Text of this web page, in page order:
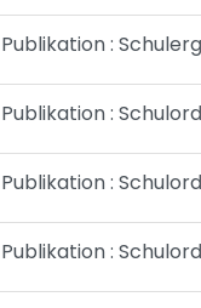
Publikation :
Publikation :
Publikation :
Publikation :